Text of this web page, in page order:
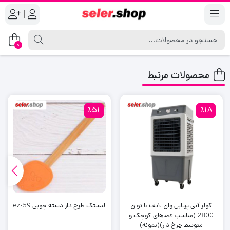
|
0
محصولات مرتبط
٪18
کولر آبی پرتابل وان لایف با توان
2800 (مناسب فضاهای کوچک و
متوسط چرخ دار)(نمونه)
٪51
لیستک طرح دار دسته چوبی ez-59